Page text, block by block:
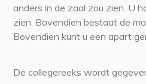
anders in de zaal zou zien. U
zien. Bovendien bestaat de
Bovendien kunt u een apart
De collegereeks wordt